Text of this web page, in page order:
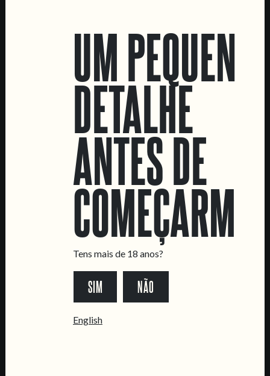
Quero vender as vossas cervejas!
Tours e eventos privados
Livro de Reclamações
UM PEQUENO
DETALHE
ANTES DE
Tens mais de 18 anos?
SIM NÃO
English